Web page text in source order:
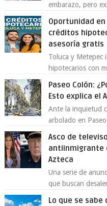
embarazo, pero
Oportunidad
créditos
asesoría gratis
Toluca y Metepec
hipotecarios con
Paseo Colón:
Esto explica el
Ante la inquietud
arbolado en
Asco de
antiinmigrante
Azteca
Una serie de
que buscan
Lo que se